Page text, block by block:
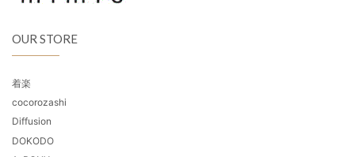
OUR STORE
着楽
cocorozashi
Diffusion
DOKODO